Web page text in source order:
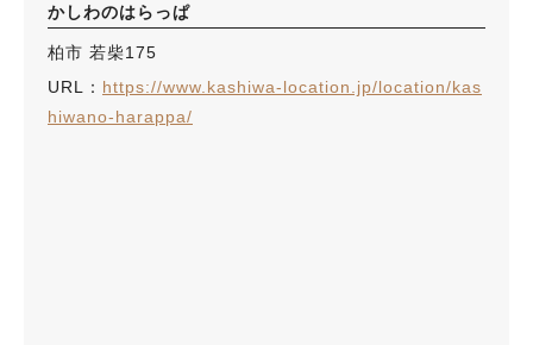
かしわのはらっぱ
柏市 若柴175
URL： https://www.kashiwa-location.jp/location/kas
hiwano-harappa/